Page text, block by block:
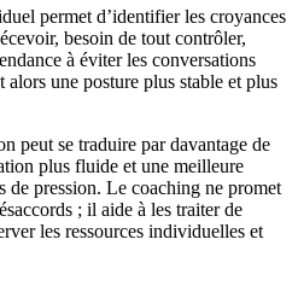
permet d’identifier les croyances
besoin de tout contrôler,
à éviter les conversations
une posture plus stable et plus
peut se traduire par davantage de
plus fluide et une meilleure
de pression. Le coaching ne promet
; il aide à les traiter de
les ressources individuelles et